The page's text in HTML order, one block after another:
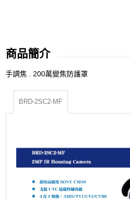
商品簡介
手調焦 . 200萬變焦防護罩
BRD-2SC2-MF